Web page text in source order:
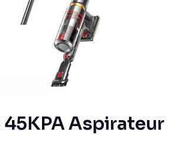
45KPA Aspirateur